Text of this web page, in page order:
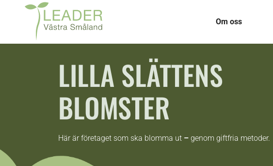
Om oss
LILLA SLÄTTENS
BLOMSTER
Här är företaget som ska blomma ut – genom giftfria metoder.